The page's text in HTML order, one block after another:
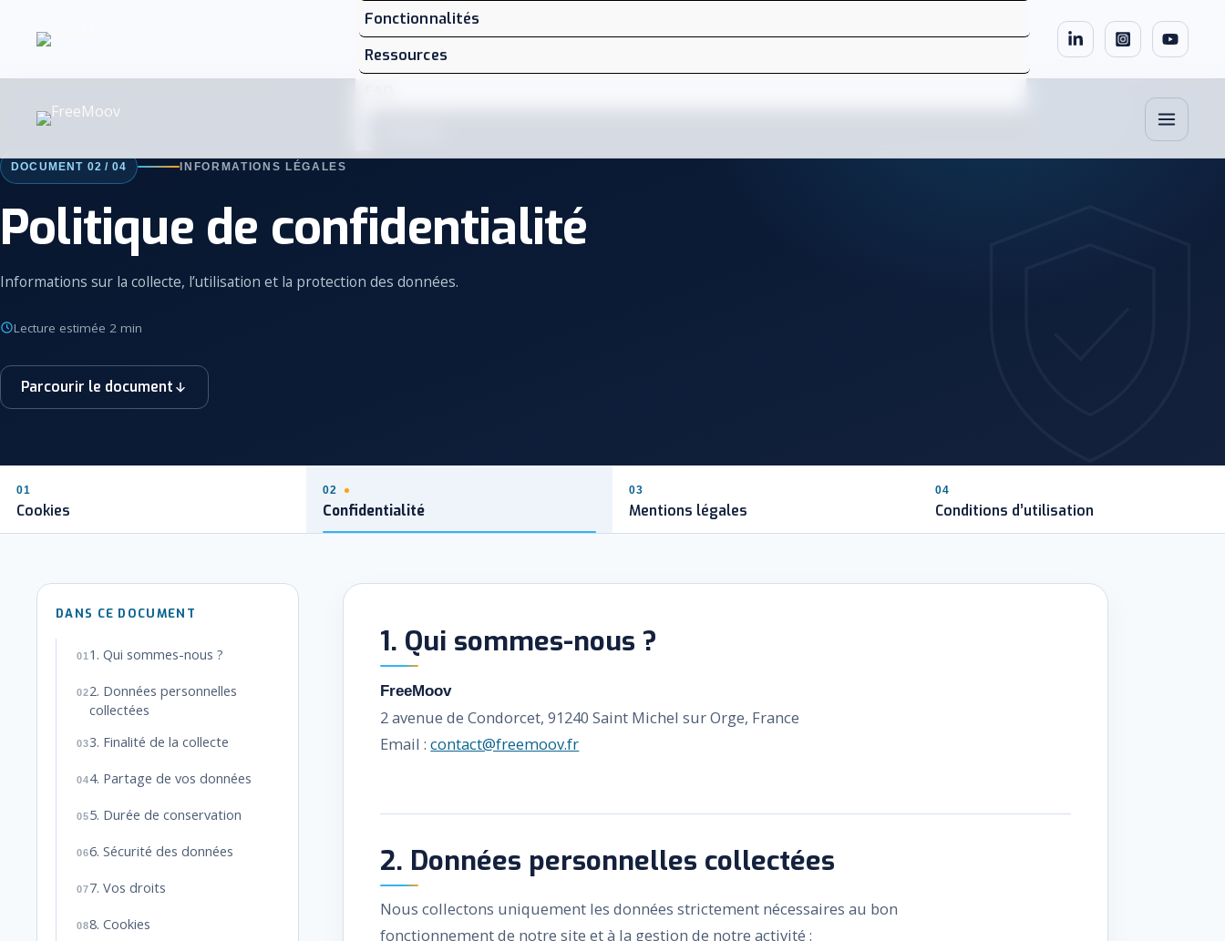
Fonctionnalités
Ressources
DOCUMENT 02 / 04 INFORMATIONS LÉGALES
Politique de confidentialité
Informations sur la collecte, l’utilisation et la protection des données.
Lecture estimée 2 min
Parcourir le document
01
Cookies
02
Confidentialité
03
Mentions légales
04
Conditions d’utilisation
1. Qui sommes-nous ?
2. Données personnelles
collectées
3. Finalité de la collecte
4. Partage de vos données
5. Durée de conservation
6. Sécurité des données
7. Vos droits
8. Cookies
1. Qui sommes-nous ?
FreeMoov
2 avenue de Condorcet, 91240 Saint Michel sur Orge, France
Email :contact@freemoov.fr
2. Données personnelles collectées
Nous collectons uniquement les données strictement nécessaires au bon
fonctionnement de notre site et à la gestion de notre activité :